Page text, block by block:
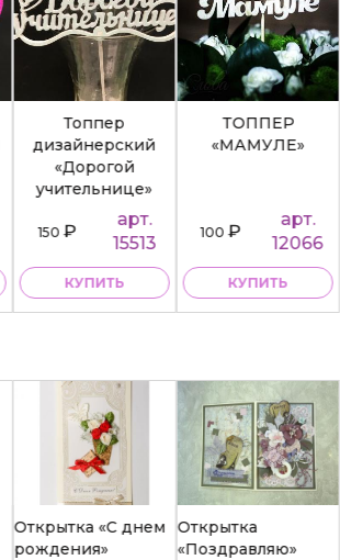
Топпер
дизайнерский
«Дорогой
учительнице»
150₽
арт.
15513
КУПИТЬ
ТОППЕР
«МАМУЛЕ»
100₽
арт.
12066
КУПИТЬ
Открытка «С днем
рождения»
Открытка
«Поздравляю»